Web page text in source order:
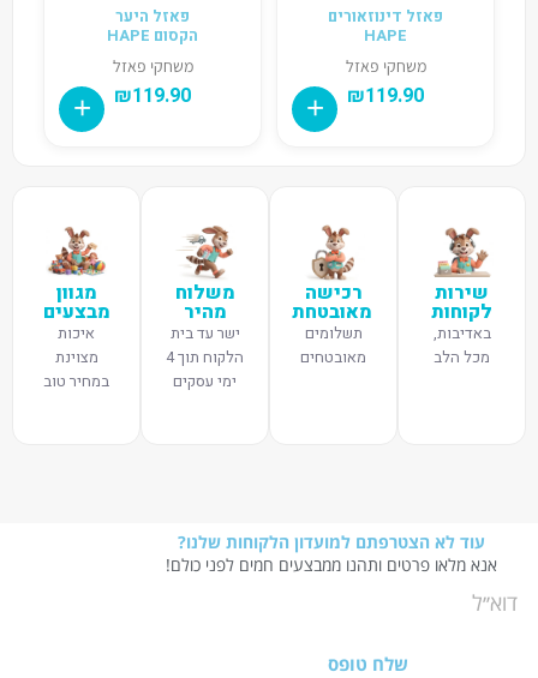
פאזל דינוזאורים
HAPE
משחקי פאזל
₪119.90
פאזל היער
הקסום HAPE
משחקי פאזל
₪119.90
שירות
לקוחות
באדיבות,
מכל הלב
רכישה
מאובטחת
תשלומים
מאובטחים
משלוח
מהיר
ישר עד בית
הלקוח תוך 4
ימי עסקים
מגוון
מבצעים
איכות
מצוינת
במחיר טוב
עוד לא הצטרפתם למועדון הלקוחות שלנו?
אנא מלאו פרטים ותהנו ממבצעים חמים לפני כולם!
שלח טופס